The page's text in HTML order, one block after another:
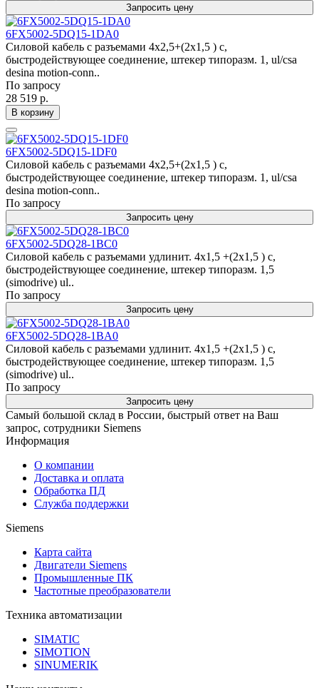
Запросить цену
6FX5002-5DQ15-1DA0
Силовой кабель с разъемами 4x2,5+(2x1,5 ) c,
быстродействующее соединение, штекер типоразм. 1, ul/csa
desina motion-conn..
По запросу
28 519 р.
В корзину
6FX5002-5DQ15-1DF0
Силовой кабель с разъемами 4x2,5+(2x1,5 ) c,
быстродействующее соединение, штекер типоразм. 1, ul/csa
desina motion-conn..
По запросу
Запросить цену
6FX5002-5DQ28-1BC0
Силовой кабель с разъемами удлинит. 4x1,5 +(2x1,5 ) c,
быстродействующее соединение, штекер типоразм. 1,5
(simodrive) ul..
По запросу
Запросить цену
6FX5002-5DQ28-1BA0
Силовой кабель с разъемами удлинит. 4x1,5 +(2x1,5 ) c,
быстродействующее соединение, штекер типоразм. 1,5
(simodrive) ul..
По запросу
Запросить цену
Самый большой склад в России, быстрый ответ на Ваш
запрос, сотрудники Siemens
Информация
О компании
Доставка и оплата
Обработка ПД
Служба поддержки
Siemens
Карта сайта
Двигатели Siemens
Промышленные ПК
Частотные преобразователи
Техника автоматизации
SIMATIC
SIMOTION
SINUMERIK